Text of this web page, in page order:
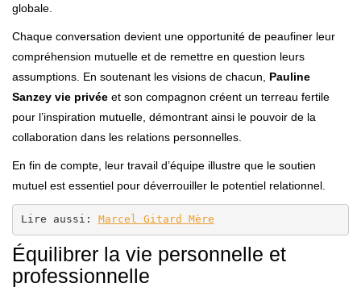
globale.
Chaque conversation devient une opportunité de peaufiner leur
compréhension mutuelle et de remettre en question leurs
assumptions. En soutenant les visions de chacun, Pauline
Sanzey vie privée et son compagnon créent un terreau fertile
pour l’inspiration mutuelle, démontrant ainsi le pouvoir de la
collaboration dans les relations personnelles.
En fin de compte, leur travail d’équipe illustre que le soutien
mutuel est essentiel pour déverrouiller le potentiel relationnel.
Lire aussi: Marcel Gitard Mère
Équilibrer la vie personnelle et
professionnelle